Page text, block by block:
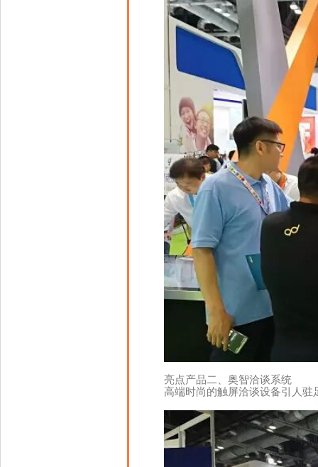
亮点产品二、奥智洽谈系统
高端时尚的触屏洽谈设备引人驻